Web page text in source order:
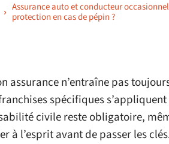
Assurance auto et conducteur
protection en cas de pépin ?
assurance n’entraîne pas
spécifiques s’appliquent
civile reste obligatoire,
à l’esprit avant de passer les